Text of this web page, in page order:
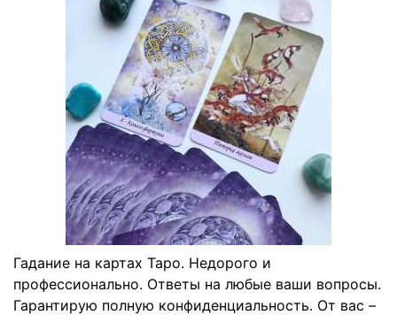
Гадание на картах Таро. Недорого и
профессионально. Ответы на любые ваши вопросы.
Гарантирую полную конфиденциальность. От вас –